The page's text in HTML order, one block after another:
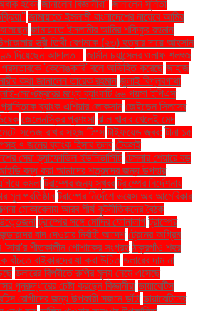
হবেন জানালেন বিজ্ঞানীরা" জানালেন সুনিতা
জামায়াতে ইসলামী বাংলাদেশের নায়েবে আমির
জামায়াতে ইসলামীর আমির শফিকুর রহমান
স্ত্রী তিথী বেগমকে (২৩) হত্যার দায়ে আহসান
দিয়েছেন আদালত। জার্মান চ্যান্সেলর ওলাফ শলৎজ
প্রস্তাবকে 'কেলেঙ্কারি' বলে অভিহিত করেছে জাহাজ
কথা জানালেন তারেক রহমান জুলাই বিপ্লবগাথা
সেপ্টেম্বরের মধ্যে ব্যাংকটি ৬৬ পয়সা ইপিএস
ব্যাংক এশিয়ার লোকসান জেইডেন সিলসের
জেলেনস্কির প্রশংসা ঝাল খাবার খেলেই মেদ
সতেজ রাখার সহজ টিপস টাইফয়েড জ্বর: টানা ১৫
৭ জনের ব্যাংক হিসাব তলব টেকসই
সেরা ড্যাফোডিল ইউনিভার্সিটি টেসলার শেয়ারে বড়
বন্ধ করা আমাদের শত্রুদের জন্য উপহার
কমলা ট্রাম্পের জন্য সুখবর ট্রাম্পের নির্দেশনায়
মূল প্রতিষ্ঠান ট্রাম্পের নির্দেশে ভয়েস অব আমেরিকার
মোকাবেলায় আরব শীর্ষ কূটনীতিকদের বৈঠক
উত্তেজনা ট্রাম্পের সঙ্গে মোদির ফোনালাপ ট্রাম্পের
বাদ দেওয়ার নির্বাহী আদেশ ট্রেনের অগ্রিম
'সারা'র শীতকালীন পোশাকের সংগ্রহ ঠাকুরগাঁও শহর
বাঁচতে বাইকারদের যা করা উচিত ডলারের দাম না
ডলারের বিপরীতে রুপির মূল্য নেমে এসেছে
পুনরুদ্ধারের চেষ্টা করছেন বিজ্ঞানীরা ডায়াবেটিস
রোগীদের জন্য উপকারী সজনে ডাঁটা ডায়াবেটিসের